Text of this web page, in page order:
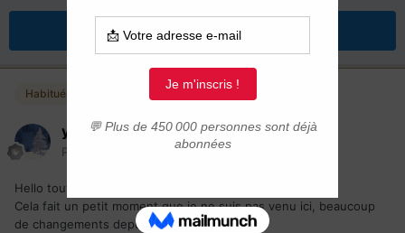
Répondre à ce sujet
Habitués
yann944
Posté(e) 21 juin 2014
Hello tout le monde,
Cela fait un petit moment que je ne suis pas venu ici, beaucoup
de changements depuis quelques temps.